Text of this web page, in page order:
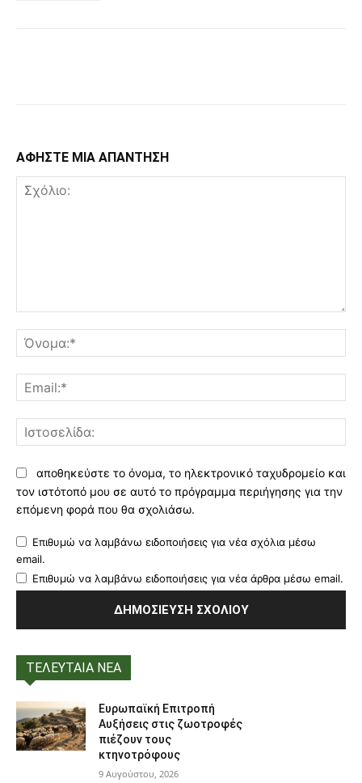
ΑΦΗΣΤΕ ΜΙΑ ΑΠΑΝΤΗΣΗ
αποθηκεύστε το όνομα, το ηλεκτρονικό ταχυδρομείο και
τον ιστότοπό μου σε αυτό το πρόγραμμα περιήγησης για την
επόμενη φορά που θα σχολιάσω.
Επιθυμώ να λαμβάνω ειδοποιήσεις για νέα σχόλια μέσω
email.
Επιθυμώ να λαμβάνω ειδοποιήσεις για νέα άρθρα μέσω email.
ΤΕΛΕΥΤΑΙΑ ΝΕΑ
Ευρωπαϊκή Επιτροπή
Αυξήσεις στις ζωοτροφές
πιέζουν τους
κτηνοτρόφους
9 Αυγούστου, 2026